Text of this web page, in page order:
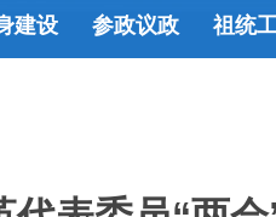
建设 参政议政 祖统